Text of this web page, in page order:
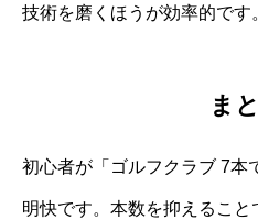
技術を磨くほうが効率的です
ま
初心者が「ゴルフクラブ 7本
明快です。本数を抑えるこ